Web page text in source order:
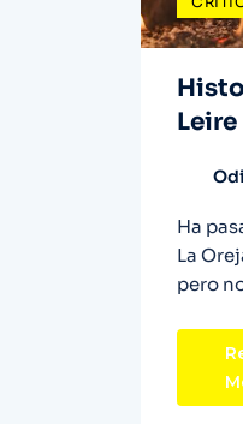
Ha
La
pero